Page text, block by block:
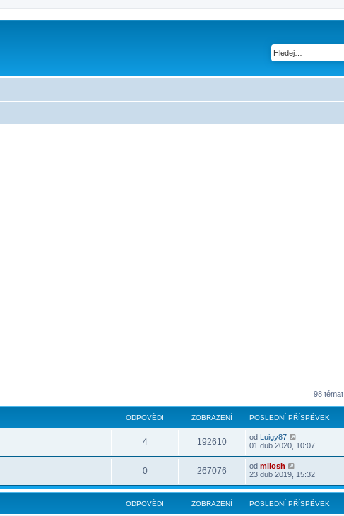
98 témat
ODPOVĚDI ZOBRAZENÍ POSLEDNÍ PŘÍSPĚVEK
4 192610 od Luigy87
01 dub 2020, 10:07
0 267076 od milosh
23 dub 2019, 15:32
ODPOVĚDI ZOBRAZENÍ POSLEDNÍ PŘÍSPĚVEK